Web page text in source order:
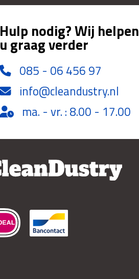
Hulp nodig? Wij helpen
u graag verder
085 - 06 456 97
info@cleandustry.nl
ma. - vr. : 8.00 - 17.00